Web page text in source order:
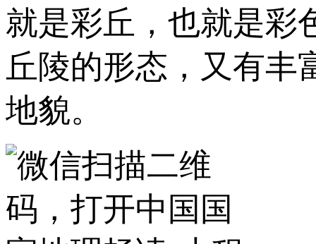
就是彩丘，也就是彩
丘陵的形态，又有丰
地貌。